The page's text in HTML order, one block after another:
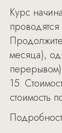
Курс
месяца),
15.
стоимость